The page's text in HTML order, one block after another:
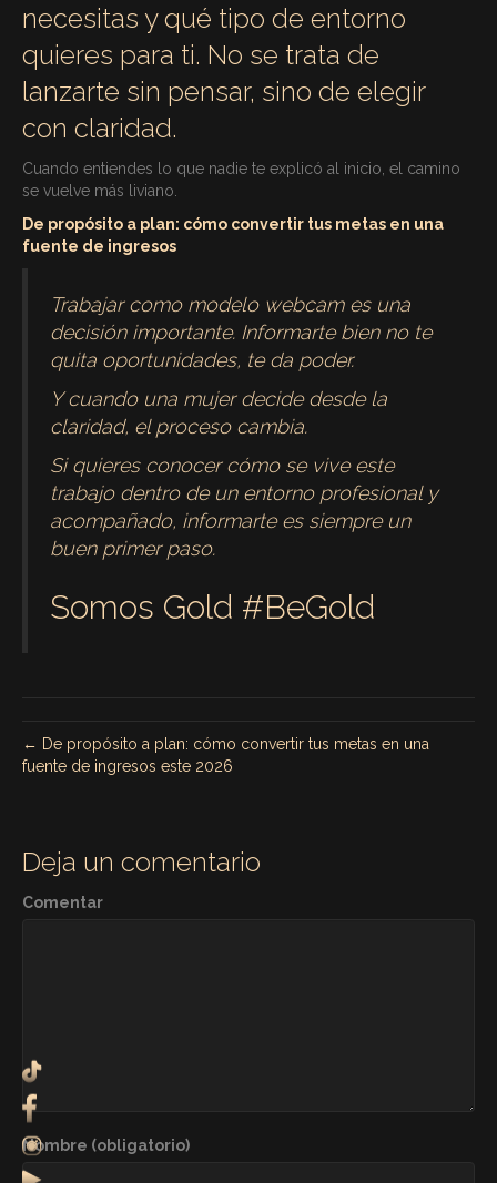
necesitas y qué tipo de entorno
quieres para ti. No se trata de
lanzarte sin pensar, sino de elegir
con claridad.
Cuando entiendes lo que nadie te explicó al inicio, el camino
se vuelve más liviano.
De propósito a plan: cómo convertir tus metas en una
fuente de ingresos
Trabajar como modelo webcam es una
decisión importante. Informarte bien no te
quita oportunidades, te da poder.
Y cuando una mujer decide desde la
claridad, el proceso cambia.
Si quieres conocer cómo se vive este
trabajo dentro de un entorno profesional y
acompañado, informarte es siempre un
buen primer paso.
Somos Gold #BeGold
← De propósito a plan: cómo convertir tus metas en una
fuente de ingresos este 2026
Deja un comentario
Comentar
Nombre (obligatorio)